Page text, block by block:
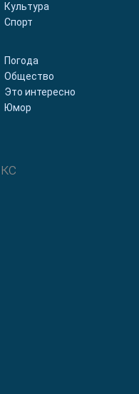
Культура
Спорт
Погода
Общество
Это интересно
Юмор